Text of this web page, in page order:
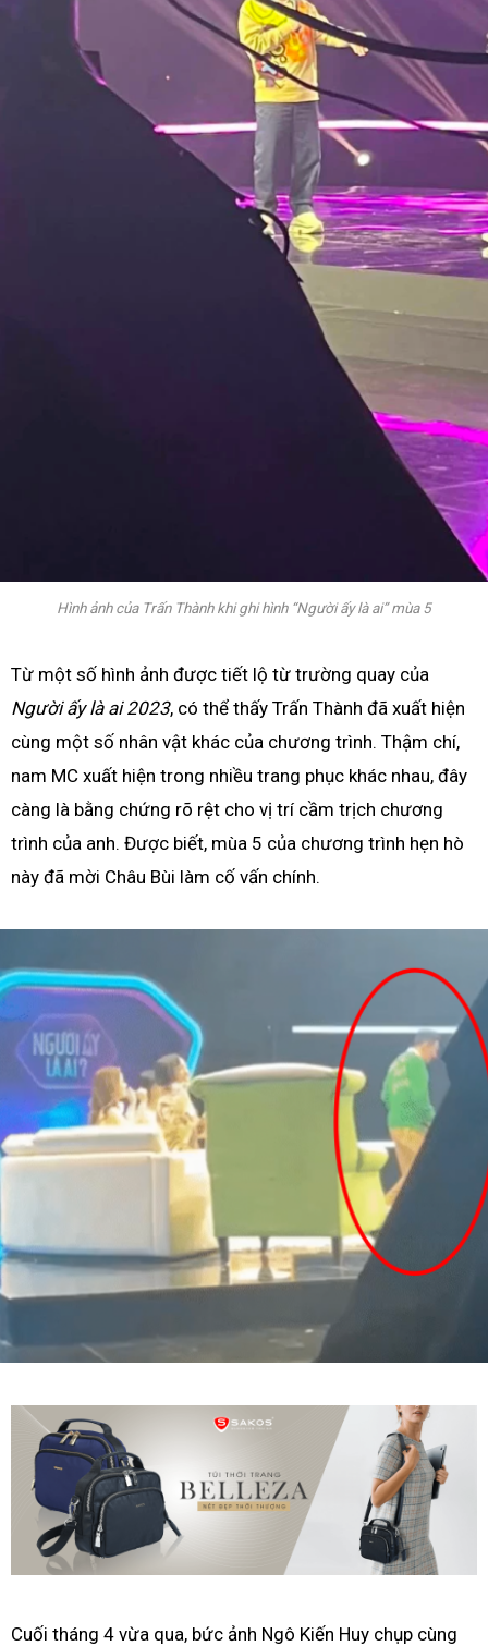
Hình ảnh của Trấn Thành khi ghi hình “Người ấy là ai” mùa 5
Từ một số hình ảnh được tiết lộ từ trường quay của
Người ấy là ai 2023, có thể thấy Trấn Thành đã xuất hiện
cùng một số nhân vật khác của chương trình. Thậm chí,
nam MC xuất hiện trong nhiều trang phục khác nhau, đây
càng là bằng chứng rõ rệt cho vị trí cầm trịch chương
trình của anh. Được biết, mùa 5 của chương trình hẹn hò
này đã mời Châu Bùi làm cố vấn chính.
Cuối tháng 4 vừa qua, bức ảnh Ngô Kiến Huy chụp cùng